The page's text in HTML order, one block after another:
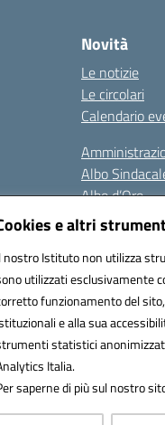
e altri
nostro Istituto non utilizza
utilizzati esclusivamente
funzionamento del
e alla sua
statistici
Italia.
saperne di più sul nostro
Novità
Le notizie
Le circolari
Calendario
Albo
Albo d’Oro
Sicurezza
Erasmus
Seguici su: